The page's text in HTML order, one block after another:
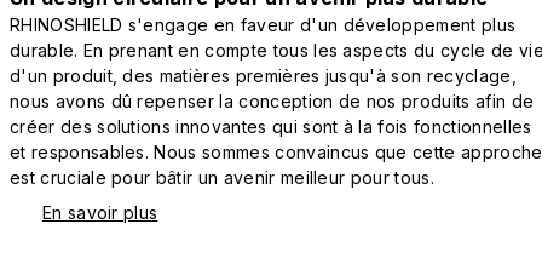
RHINOSHIELD s'engage en faveur d'un développement plus
durable. En prenant en compte tous les aspects du cycle de
d'un produit, des matières premières jusqu'à son recyclage,
nous avons dû repenser la conception de nos produits afin de
créer des solutions innovantes qui sont à la fois fonctionnelles
et responsables. Nous sommes convaincus que cette approche
est cruciale pour bâtir un avenir meilleur pour tous.
En savoir plus